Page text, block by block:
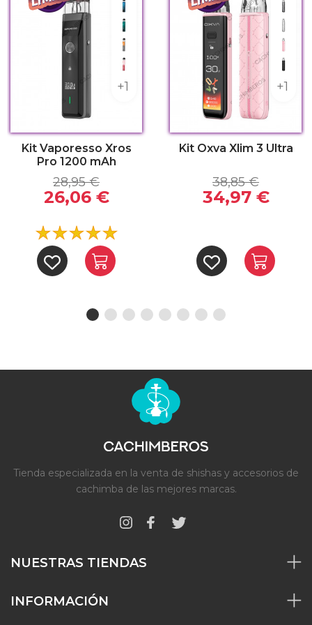
Blue
Green
Orange
Pink
+1
Kit Vaporesso Xros
Pro 1200 mAh
28,95 €
26,06 €
+1
Kit Oxva Xlim 3 Ultra
38,85 €
34,97 €
Tienda especializada en la venta de shishas y accesorios de
cachimba de las mejores marcas.
NUESTRAS TIENDAS
INFORMACIÓN